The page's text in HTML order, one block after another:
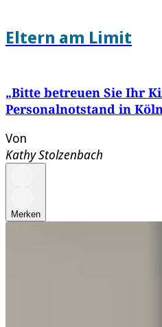
Eltern am Limit
„Bitte betreuen Sie Ihr
Personalnotstand in
Von
Kathy Stolzenbach
Merken